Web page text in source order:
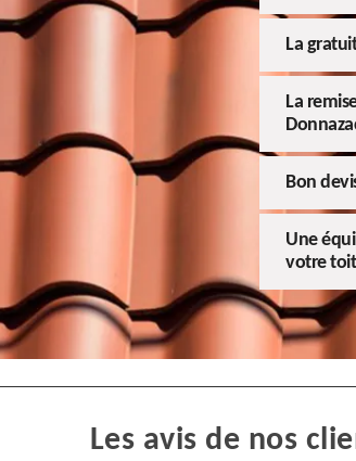
La
La
Bon
Une
votre
Les avis de nos